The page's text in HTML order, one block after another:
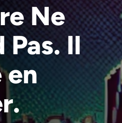
Ne
Pas. Il
en